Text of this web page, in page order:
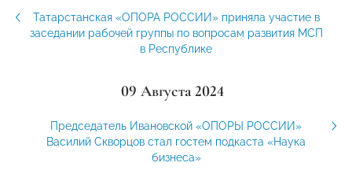
Татарстанская «ОПОРА РОССИИ» приняла участие в
заседании рабочей группы по вопросам развития МСП
в Республике
09 Августа 2024
Председатель Ивановской «ОПОРЫ РОССИИ»
Василий Скворцов стал гостем подкаста «Наука
бизнеса»